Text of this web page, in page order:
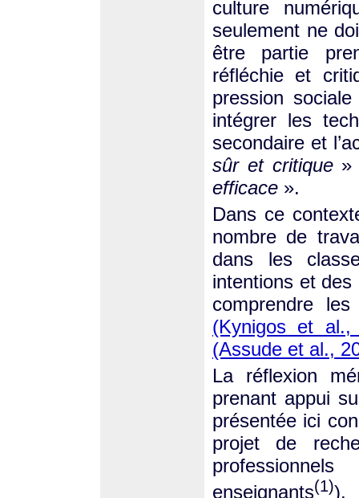
culture
seulement ne
être partie
réfléchie et
pression
intégrer les
secondaire et
sûr et critique»
efficace ».
Dans ce
nombre de
dans les
intentions et
comprendre
(Kynigos et al.,
(Assude et al.,
La réflexion
prenant appui
présentée ici
projet de
enseignants(1)),